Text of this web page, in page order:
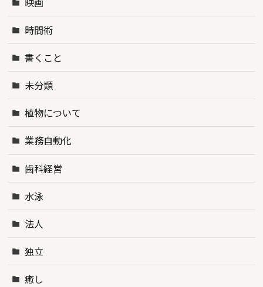
時間術
書くこと
未分類
植物について
業務自動化
歯科経営
水泳
法人
独立
癒し